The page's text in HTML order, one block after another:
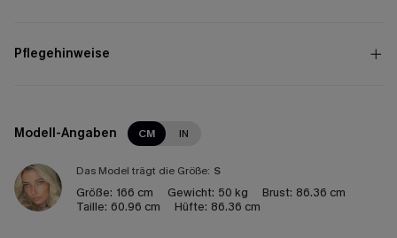
Pflegehinweise
Modell-Angaben CM IN
Das Model trägt die Größe: S
Größe: 166 cm Gewicht: 50 kg Brust: 86.36 cm
Taille: 60.96 cm Hüfte: 86.36 cm